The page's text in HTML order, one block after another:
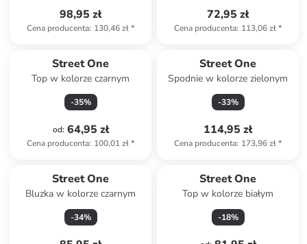
98,95 zł
Cena producenta: 130,46 zł*
72,95 zł
Cena producenta: 113,06 zł*
Street One
Top w kolorze czarnym
-35%
od: 64,95 zł
Cena producenta: 100,01 zł*
Street One
Spodnie w kolorze zielonym
-33%
114,95 zł
Cena producenta: 173,96 zł*
Street One
Bluzka w kolorze czarnym
-34%
Street One
Top w kolorze białym
-18%